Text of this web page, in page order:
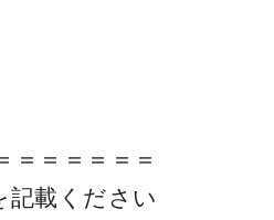
＝＝＝＝＝＝
記載ください